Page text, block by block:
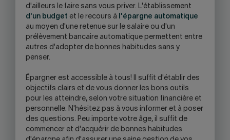
d'ailleurs le faire sans vous priver. L'établissement
d'un budget et le recours à
l'épargne automatique
au moyen d'une retenue sur le salaire ou d'un
prélèvement bancaire automatique permettent entre
autres d'adopter de bonnes habitudes sans y
penser.
Épargner est accessible à tous! Il suffit d'établir des
objectifs clairs et de vous donner les bons outils
pour les atteindre, selon votre situation financière et
personnelle. N'hésitez pas à vous informer et à poser
des questions. Peu importe votre âge, il suffit de
commencer et d'acquérir de bonnes habitudes